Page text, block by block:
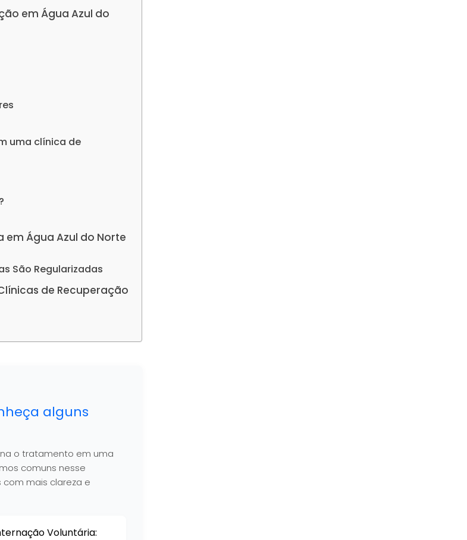
em Água Azul do
uma clínica de
em Água Azul do Norte
São Regularizadas
de Recuperação
alguns
o tratamento em uma
comuns nesse
com mais clareza e
Voluntária: